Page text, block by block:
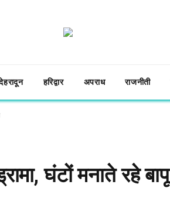
हरिद्वार अपराध राजनीती
घंटों मनाते रहे बापू